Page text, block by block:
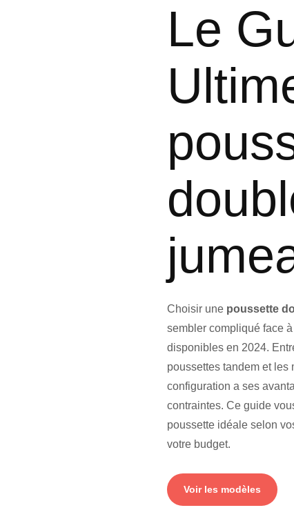
Le
Choisir une poussette
sembler compliqué face
disponibles en 2024.
poussettes tandem et
configuration a ses
contraintes. Ce guide
poussette idéale selon
votre budget.
Voir les modèles
Poussette Double
À